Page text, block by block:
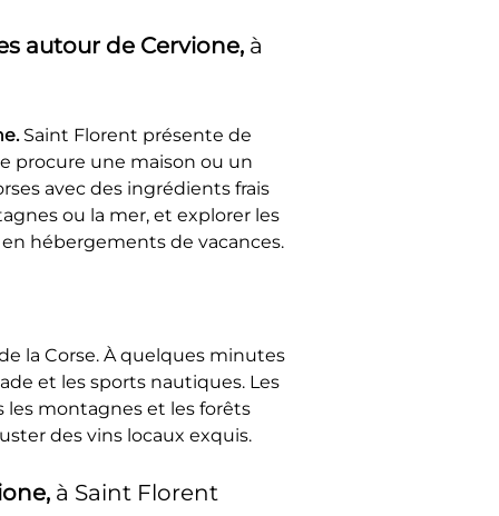
autour de Cervione, à
Saint Florent présente de
procure une maison ou un
avec des ingrédients frais
ou la mer, et explorer les
hébergements de vacances.
la Corse. À quelques minutes
et les sports nautiques. Les
les montagnes et les forêts
des vins locaux exquis.
à Saint Florent